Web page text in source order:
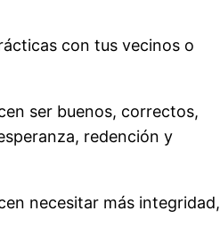
con tus vecinos o
ser buenos, correctos,
redención y
necesitar más integridad,